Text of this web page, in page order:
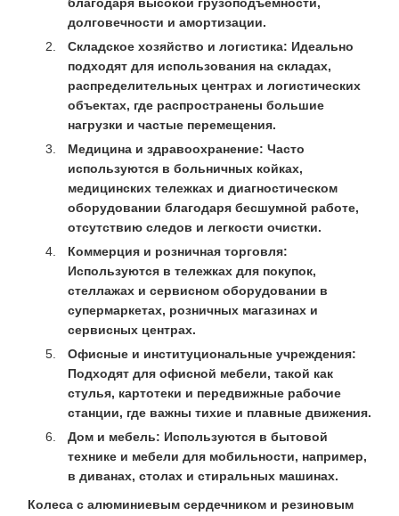
долговечности и амортизации.
Складское хозяйство и логистика: Идеально
подходят для использования на складах,
распределительных центрах и логистических
объектах, где распространены большие
нагрузки и частые перемещения.
Медицина и здравоохранение: Часто
используются в больничных койках,
медицинских тележках и диагностическом
оборудовании благодаря бесшумной работе,
отсутствию следов и легкости очистки.
Коммерция и розничная торговля:
Используются в тележках для покупок,
стеллажах и сервисном оборудовании в
супермаркетах, розничных магазинах и
сервисных центрах.
Офисные и институциональные учреждения:
Подходят для офисной мебели, такой как
стулья, картотеки и передвижные рабочие
станции, где важны тихие и плавные движения.
Дом и мебель: Используются в бытовой
технике и мебели для мобильности, например,
в диванах, столах и стиральных машинах.
Колеса с алюминиевым сердечником и резиновым